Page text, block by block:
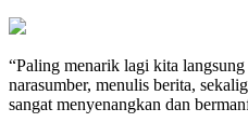
“Paling menarik lagi kita
narasumber, menulis berita,
sangat menyenangkan dan